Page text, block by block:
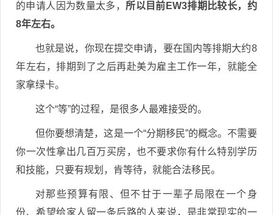
的申请人因为数量太多， 所以目前EW3排期比较长，约
8年左右。
也就是说，你现在提交申请，要在国内等排期大约8
年左右，排期到了之后再赴美为雇主工作一年，就能全
家拿绿卡。
这个“等”的过程，是很多人最难接受的。
但你要想清楚，这是一个“分期移民”的概念。不需要
你一次性拿出几百万买房，也不要求你有什么特别学历
和技能，只要有规划，肯等待，就能合法移民。
对那些预算有限、但不甘于一辈子局限在一个身
份、希望给家人留一条后路的人来说，是非常现实的一